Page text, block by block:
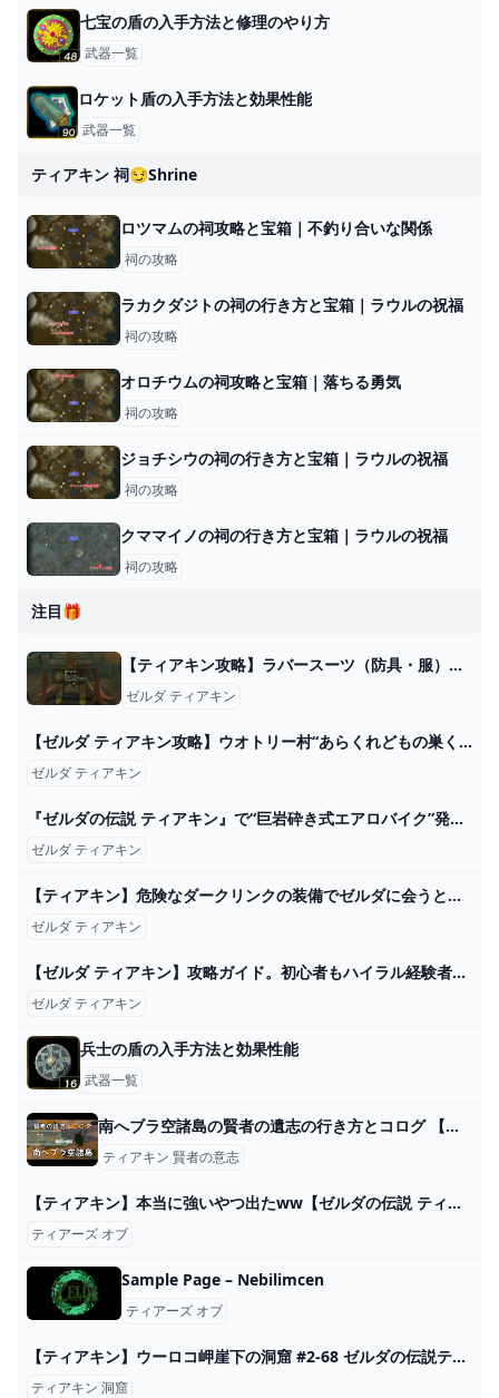
七宝の盾の入手方法と修理のやり方
武器一覧
ロケット盾の入手方法と効果性能
武器一覧
ティアキン 祠😏shrine
ロツマムの祠攻略と宝箱｜不釣り合いな関係
祠の攻略
ラカクダジトの祠の行き方と宝箱｜ラウルの祝福
祠の攻略
オロチウムの祠攻略と宝箱｜落ちる勇気
祠の攻略
ジョチシウの祠の行き方と宝箱｜ラウルの祝福
祠の攻略
クママイノの祠の行き方と宝箱｜ラウルの祝福
祠の攻略
注目🎁
【ティアキン攻略】ラバースーツ（防具・服）の場所と取り方｜ラムダの財宝・草笛の丘の洞窟【ゼルダティアーズオブザキングダム】│KOUs gameplay guide
ゼルダ ティアキン
【ゼルダ ティアキン攻略】ウオトリー村“あらくれどもの巣くう村”攻略。多数の魔物と戦うコツ【ティアーズ オブ ザ キングダム】 ゲーム・エンタメ最新情報のファミ通.com
ゼルダ ティアキン
『ゼルダの伝説 ティアキン』で“巨岩砕き式エアロバイク”発明！？陸・海・空を自由に移動、コログも運べる優れもの インサイド
ゼルダ ティアキン
【ティアキン】危険なダークリンクの装備でゼルダに会うと…レアな演出が…！？ゲームに隠れた細かすぎる小ネタ集【ゼルダの伝説 ティアーズ オブ ザ キングダム】@レウンGameTV - YouTube
ゼルダ ティアキン
【ゼルダ ティアキン】攻略ガイド。初心者もハイラル経験者も抑えておきたい新作基礎知識。始まりの空島あたりに役立つ【ティアーズ オブ ザ キングダム】 ゲーム・エンタメ最新情報のファミ通.com
ゼルダ ティアキン
兵士の盾の入手方法と効果性能
武器一覧
南へブラ空諸島の賢者の遺志の行き方とコログ 【ティアキン攻略】 - YouTube
ティアキン 賢者の意志
【ティアキン】本当に強いやつ出たww【ゼルダの伝説 ティアーズ オブ ザ キングダム】#shorts - YouTube
ティアーズ オブ
Sample Page – Nebilimcen
ティアーズ オブ
【ティアキン】ウーロコ岬崖下の洞窟 #2-68 ゼルダの伝説ティアーズオブザ キングダム2周目 #ゼルダの伝説 #ティアキン #zelda - YouTube
ティアキン 洞窟